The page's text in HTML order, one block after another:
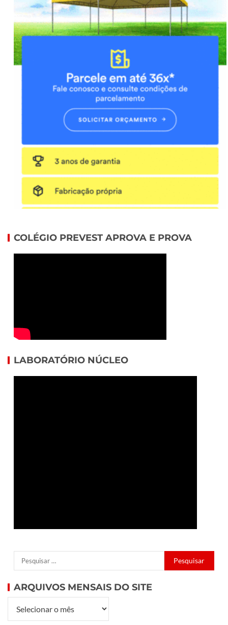
COLÉGIO PREVEST APROVA E PROVA
LABORATÓRIO NÚCLEO
ARQUIVOS MENSAIS DO SITE